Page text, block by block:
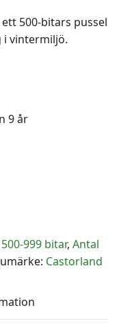
500-bitars pussel
i vintermiljö.
9 år
500-999 bitar, Antal
Castorland